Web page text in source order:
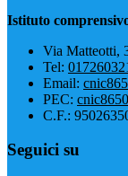
Istituto
Via Matteotti,
Tel:
Email:
PEC:
C.F.:
Seguici su